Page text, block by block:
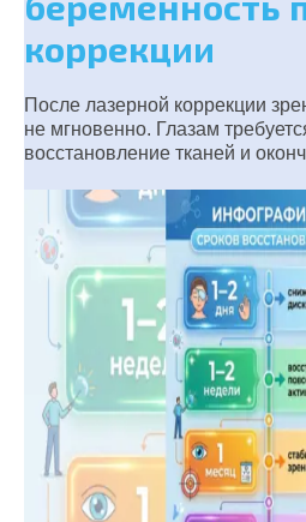
коррекции
После лазерной коррекции
не мгновенно. Глазам
восстановление тканей и